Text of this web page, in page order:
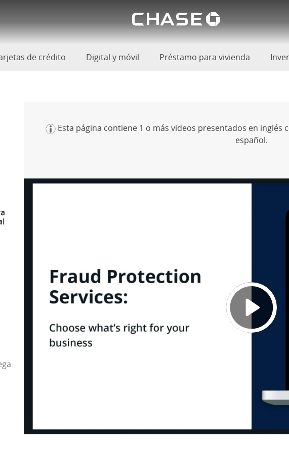
El
contra el fraude: información
de crédito Digital y móvil Préstamo para vivienda
Esta página contiene 1 o más videos presentados en
español.